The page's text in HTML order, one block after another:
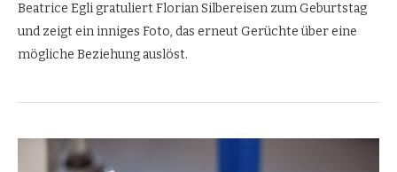
Beatrice Egli gratuliert Florian Silbereisen zum Geburtstag
und zeigt ein inniges Foto, das erneut Gerüchte über eine
mögliche Beziehung auslöst.